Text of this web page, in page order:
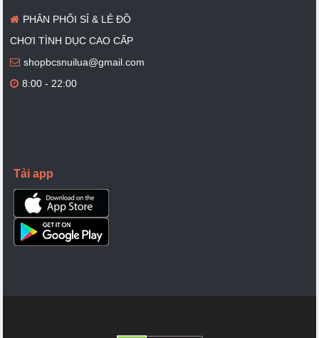
PHÂN PHỐI SỈ & LẺ ĐỒ
CHƠI TÌNH DỤC CAO CẤP
shopbcsnuilua@gmail.com
8:00 - 22:00
Tải app